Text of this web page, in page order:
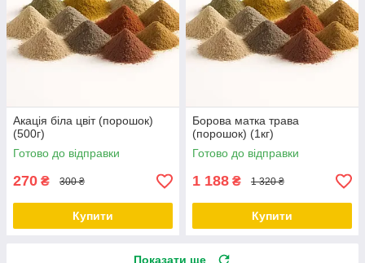
Акація біла цвіт (порошок)
(500г)
Готово до відправки
270 ₴ 300 ₴
Купити
Борова матка трава
(порошок) (1кг)
Готово до відправки
1 188 ₴ 1 320 ₴
Купити
Показати ще